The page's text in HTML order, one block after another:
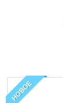
НОВОЕ